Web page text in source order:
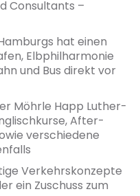
Consultants –
hat einen
Elbphilharmonie
und Bus direkt vor
Möhrle Happ Luther-
After-
verschiedene
Verkehrskonzepte
ein Zuschuss zum